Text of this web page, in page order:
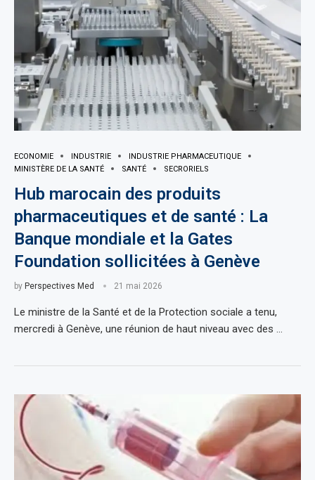
ECONOMIE INDUSTRIE
INDUSTRIE PHARMACEUTIQUE
MINISTÈRE DE LA SANTÉ
SANTÉ SECRORIELS
Hub marocain des produits
pharmaceutiques et de santé : La
Banque mondiale et la Gates
Foundation sollicitées à Genève
by Perspectives Med 21 mai 2026
Le ministre de la Santé et de la Protection sociale a tenu,
mercredi à Genève, une réunion de haut niveau avec des …